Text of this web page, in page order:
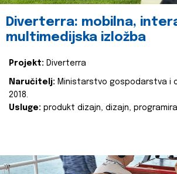
Diverterra: mobilna,
multimedijska izložba
Projekt: Diverterra
Naručitelj: Ministarstvo gospodarstva i
2018.
Usluge: produkt dizajn, dizajn,